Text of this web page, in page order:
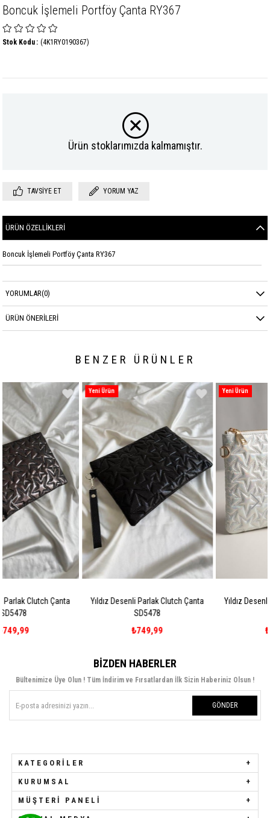
Boncuk İşlemeli Portföy Çanta RY367
(4K1RY0190367)
Stok Kodu
Ürün stoklarımızda kalmamıştır.
TAVSIYE ET YORUM YAZ
ÜRÜN ÖZELLIKLERI
Boncuk İşlemeli Portföy Çanta RY367
YORUMLAR(0)
ÜRÜN ÖNERILERI
BENZER ÜRÜNLER
Yıldız Desenli Parlak Clutch Çanta
Yeni Ürün
Yıldız Desenli Parlak Clutch
Yeni Ürün
BIZDEN HABERLER
Bültenimize Üye Olun ! Tüm İndirim ve Fırsatlardan İlk Sizin Haberiniz Olsun !
GÖNDER
KATEGORILER
KURUMSAL
MÜŞTERI PANELI